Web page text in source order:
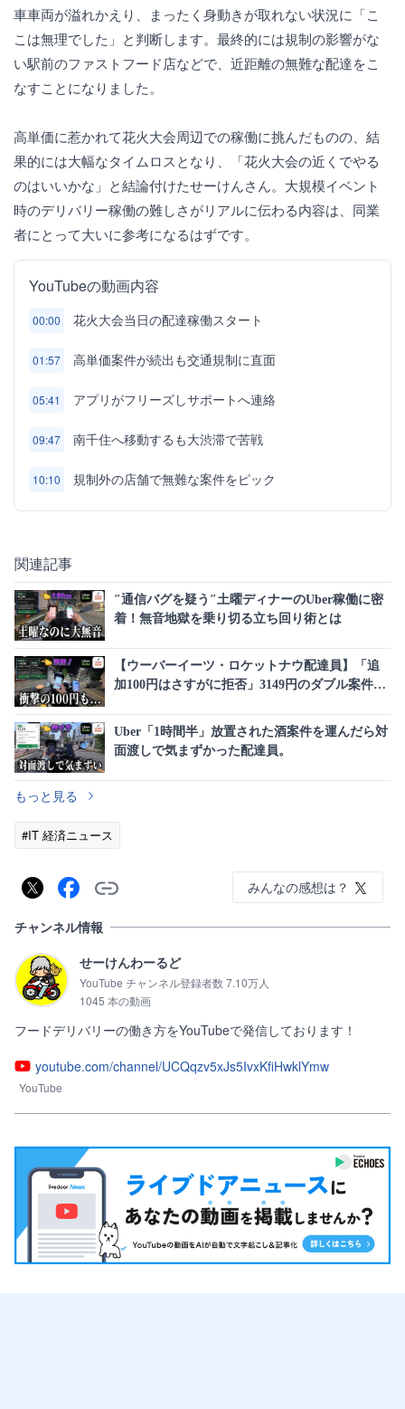
車車両が溢れかえり、まったく身動きが取れない状況に「こ
こは無理でした」と判断します。最終的には規制の影響がな
い駅前のファストフード店などで、近距離の無難な配達をこ
なすことになりました。
高単価に惹かれて花火大会周辺での稼働に挑んだものの、結
果的には大幅なタイムロスとなり、「花火大会の近くでやる
のはいいかな」と結論付けたせーけんさん。大規模イベント
時のデリバリー稼働の難しさがリアルに伝わる内容は、同業
者にとって大いに参考になるはずです。
YouTubeの動画内容
00:00 花火大会当日の配達稼働スタート
01:57 高単価案件が続出も交通規制に直面
05:41 アプリがフリーズしサポートへ連絡
09:47 南千住へ移動するも大渋滞で苦戦
10:10 規制外の店舗で無難な案件をピック
関連記事
″通信バグを疑う″土曜ディナーのUber稼働に密
着！無音地獄を乗り切る立ち回り術とは
【ウーバーイーツ・ロケットナウ配達員】「追
加100円はさすがに拒否」3149円のダブル案件を
Uber「1時間半」放置された酒案件を運んだら対
面渡しで気まずかった配達員。
もっと見る
#IT 経済ニュース
みんなの感想は？
チャンネル情報
せーけんわーるど
YouTube チャンネル登録者数 7.10万人
1045 本の動画
youtube.com/channel/UCQqzv5xJs5IvxKfiHwklYmw
YouTube